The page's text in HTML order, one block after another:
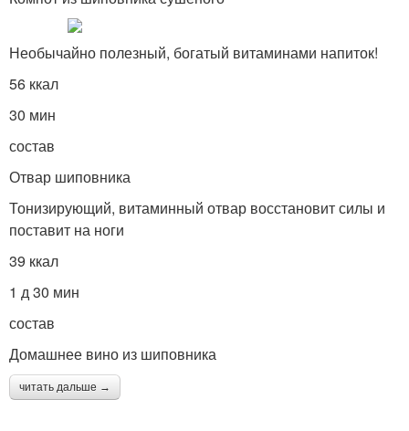
Необычайно полезный, богатый витаминами напиток!
56 ккал
30 мин
состав
Отвар шиповника
Тонизирующий, витаминный отвар восстановит силы и
поставит на ноги
39 ккал
1 д 30 мин
состав
Домашнее вино из шиповника
читать дальше →